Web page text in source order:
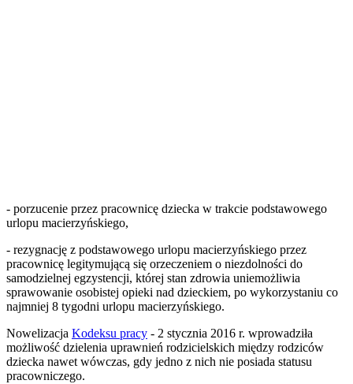
- porzucenie przez pracownicę dziecka w trakcie podstawowego
urlopu macierzyńskiego,
- rezygnację z podstawowego urlopu macierzyńskiego przez
pracownicę legitymującą się orzeczeniem o niezdolności do
samodzielnej egzystencji, której stan zdrowia uniemożliwia
sprawowanie osobistej opieki nad dzieckiem, po wykorzystaniu co
najmniej 8 tygodni urlopu macierzyńskiego.
Nowelizacja Kodeksu pracy - 2 stycznia 2016 r. wprowadziła
możliwość dzielenia uprawnień rodzicielskich między rodziców
dziecka nawet wówczas, gdy jedno z nich nie posiada statusu
pracowniczego.